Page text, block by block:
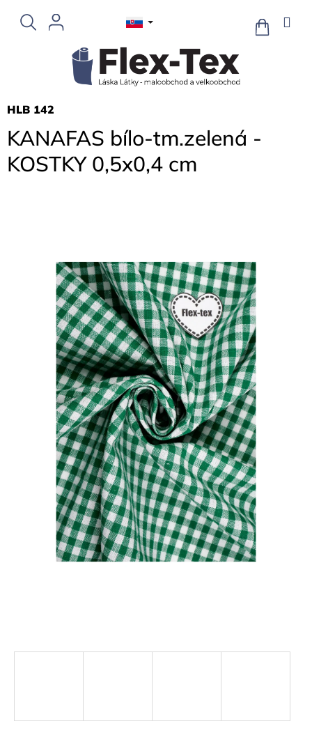
obsah
KOŠÍK
KANAFAS bílo-tm.zelená -
KOSTKY 0,5x0,4 cm
HLB 142